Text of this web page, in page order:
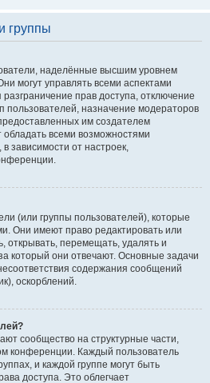
группы
наделённые высшим уровнем
могут управлять всеми аспектами
прав доступа, отключение
пользователей, назначение модераторов
им создателем
всеми возможностями
зависимости от настроек,
(или группы пользователей), которые
Они имеют право редактировать или
открывать, перемещать, удалять и
который они отвечают. Основные задачи
содержания сообщений
оскорблений.
сообщество на структурные части,
конференции. Каждый пользователь
и каждой группе могут быть
доступа. Это облегчает